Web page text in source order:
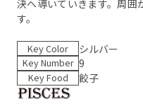
決へ導いていきます。周囲
す。
Key Color シルバー
Key Number 9
Key Food 餃子